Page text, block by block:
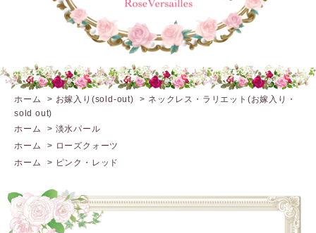
ホーム > お嫁入り(sold-out) > ネックレス・ラリエット(お嫁入り・
sold out)
ホーム
> 淡水パール
ホーム
> ローズクォーツ
ホーム
> ピンク・レッド